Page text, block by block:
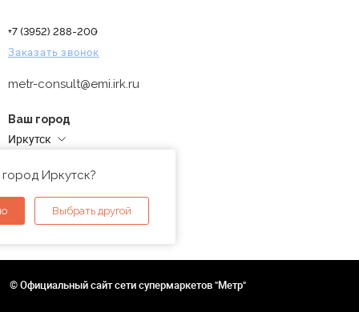
+7 (3952) 288-200
Заказать звонок
metr-consult@emi.irk.ru
Ваш город
Иркутск
Иркутск?
Выбрать другой
© Официальный сайт сети супермаркетов "Метр"